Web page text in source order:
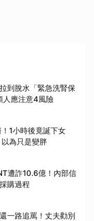
到脫水「緊急洗腎保
應注意4風險
1小時後竟誕下女
為只是變胖
遭詐10.6億！內部信
購過程
一路追罵！丈夫勸別